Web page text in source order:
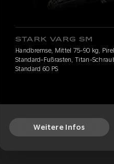
STARK VARG SM
Handbremse, Mittel 75-90 kg,
Standard-Fußrasten, Titan-
Standard 60 PS
Weitere Infos